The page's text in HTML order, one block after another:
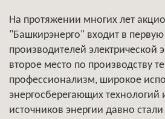
На протяжении многих лет
"Башкирэнерго" входит в первую
производителей электрической
второе место по производству
профессионализм, широкое
энергосберегающих
источников энергии давно